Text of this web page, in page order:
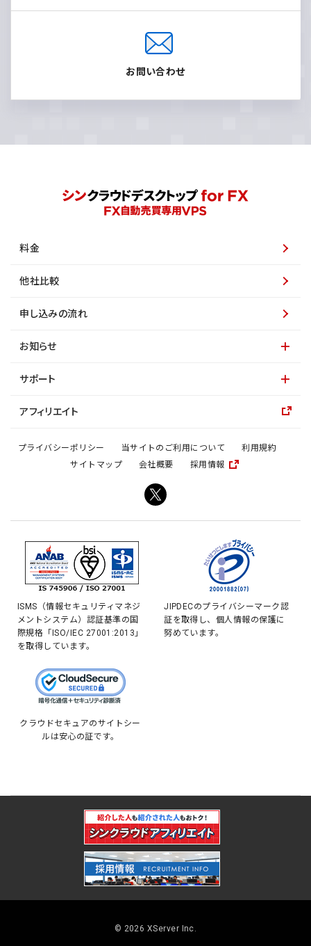
お問い合わせ
料金
他社比較
申し込みの流れ
お知らせ
サポート
アフィリエイト
プライバシーポリシー 当サイトのご利用について
利用規約
サイトマップ
会社概要 採用情報
ISMS（情報セキュリティマネジ
メントシステム）認証基準の国
際規格「ISO/IEC 27001:2013」
を取得しています。
JIPDECのプライバシーマーク認
証を取得し、個人情報の保護に
努めています。
クラウドセキュアのサイトシー
ルは安心の証です。
© 2026 XServer Inc.